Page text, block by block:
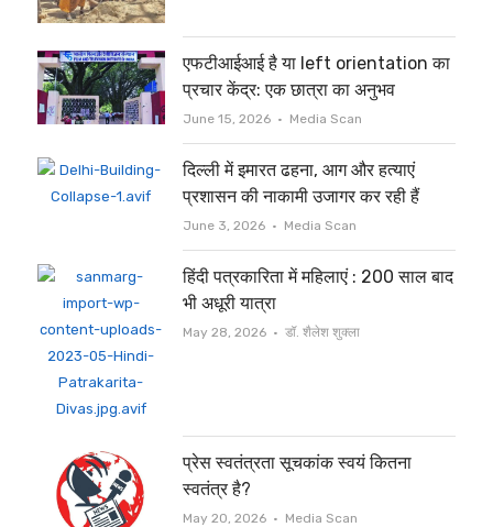
एफटीआईआई है या left orientation का
प्रचार केंद्र: एक छात्रा का अनुभव
June 15, 2026 Author
Media Scan
दिल्ली में इमारत ढहना, आग और हत्याएं
प्रशासन की नाकामी उजागर कर रही हैं
June 3, 2026 Author
Media Scan
हिंदी पत्रकारिता में महिलाएं : 200 साल बाद
भी अधूरी यात्रा
May 28, 2026 Author
डॉ. शैलेश शुक्ला
प्रेस स्वतंत्रता सूचकांक स्वयं कितना
स्वतंत्र है?
May 20, 2026 Author
Media Scan